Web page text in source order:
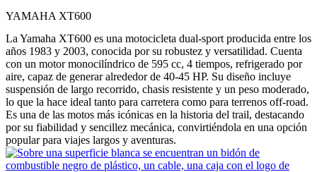
YAMAHA XT600
La Yamaha XT600 es una motocicleta dual-sport producida entre los
años 1983 y 2003, conocida por su robustez y versatilidad. Cuenta
con un motor monocilíndrico de 595 cc, 4 tiempos, refrigerado por
aire, capaz de generar alrededor de 40-45 HP. Su diseño incluye
suspensión de largo recorrido, chasis resistente y un peso moderado,
lo que la hace ideal tanto para carretera como para terrenos off-road.
Es una de las motos más icónicas en la historia del trail, destacando
por su fiabilidad y sencillez mecánica, convirtiéndola en una opción
popular para viajes largos y aventuras.